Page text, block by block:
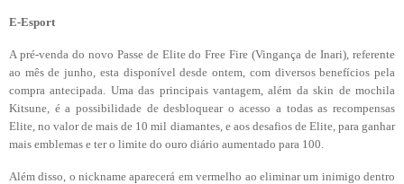
E-Esport
A pré-venda do novo Passe de Elite do Free Fire (Vingança de Inari), referente
ao mês de junho, esta disponível desde ontem, com diversos benefícios pela
compra antecipada. Uma das principais vantagem, além da skin de mochila
Kitsune, é a possibilidade de desbloquear o acesso a todas as recompensas
Elite, no valor de mais de 10 mil diamantes, e aos desafios de Elite, para ganhar
mais emblemas e ter o limite do ouro diário aumentado para 100.
Além disso, o nickname aparecerá em vermelho ao eliminar um inimigo dentro